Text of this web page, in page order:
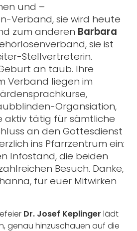
und –
Verband, sie wird heute
zum anderen Barbara
sie ist
Stellvertreterin.
an taub. Ihre
Verband liegen im
Organsiation,
aktiv tätig für sämtliche
an den Gottesdienst
ins Pfarrzentrum ein:
Infostand, die beiden
Besuch. Danke,
für euer Mitwirken
Dr. Josef Keplinger lädt
genau hinzuschauen auf die